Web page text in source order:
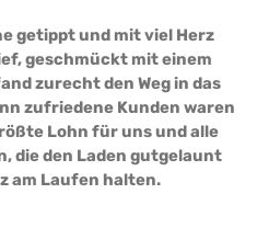
getippt und mit viel Herz
geschmückt mit einem
zurecht den Weg in das
zufriedene Kunden waren
Lohn für uns und alle
die den Laden gutgelaunt
am Laufen halten.